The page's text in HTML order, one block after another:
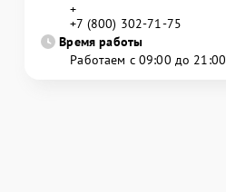
+
+7 (800) 302-71-75
Время работы
Работаем с 09:00 до 21:00